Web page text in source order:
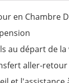
en Chambre
au départ de
aller-